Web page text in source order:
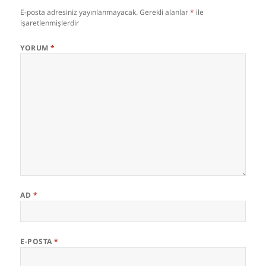
E-posta adresiniz yayınlanmayacak. Gerekli alanlar* ile
işaretlenmişlerdir
YORUM*
AD *
E-POSTA*